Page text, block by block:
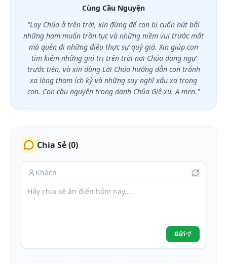
Cùng Cầu Nguyện
"Lạy Chúa ở trên trời, xin đừng để con bị cuốn hút bởi
những ham muốn trần tục và những niềm vui trước mắt
mà quên đi những điều thực sự quý giá. Xin giúp con
tìm kiếm những giá trị trên trời nơi Chúa đang ngự
trước tiên, và xin dùng Lời Chúa hướng dẫn con tránh
xa lòng tham ích kỷ và những suy nghĩ xấu xa trong
con. Con cầu nguyện trong danh Chúa Giê-xu. A-men."
Chia Sẻ (0)
Gửi